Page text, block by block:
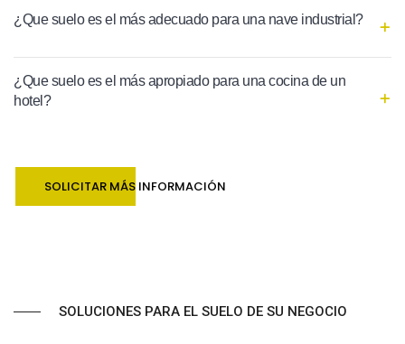
¿Que suelo es el más adecuado para una nave industrial?
¿Que suelo es el más apropiado para una cocina de un
hotel?
SOLICITAR MÁS INFORMACIÓN
SOLUCIONES PARA EL SUELO DE SU NEGOCIO